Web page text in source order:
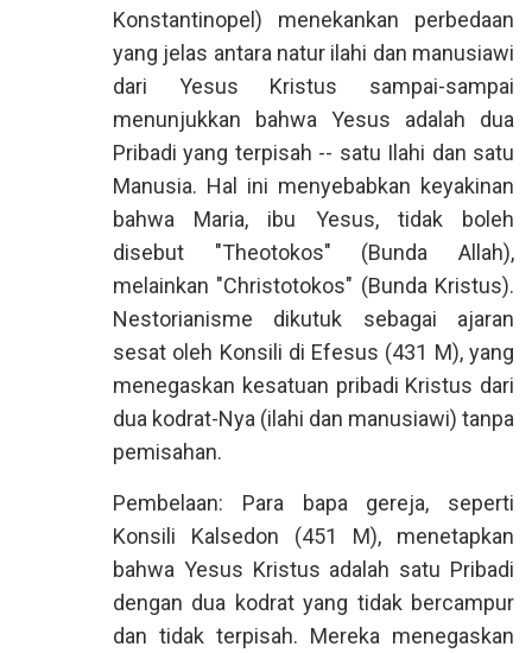
Konstantinopel) menekankan perbedaan
yang jelas antara natur ilahi dan manusiawi
dari Yesus Kristus sampai-sampai
menunjukkan bahwa Yesus adalah dua
Pribadi yang terpisah -- satu Ilahi dan satu
Manusia. Hal ini menyebabkan keyakinan
bahwa Maria, ibu Yesus, tidak boleh
disebut "Theotokos" (Bunda Allah),
melainkan "Christotokos" (Bunda Kristus).
Nestorianisme dikutuk sebagai ajaran
sesat oleh Konsili di Efesus (431 M), yang
menegaskan kesatuan pribadi Kristus dari
dua kodrat-Nya (ilahi dan manusiawi) tanpa
pemisahan.
Pembelaan: Para bapa gereja, seperti
Konsili Kalsedon (451 M), menetapkan
bahwa Yesus Kristus adalah satu Pribadi
dengan dua kodrat yang tidak bercampur
dan tidak terpisah. Mereka menegaskan